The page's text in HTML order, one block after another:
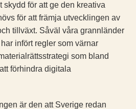
för att ge den kreativa
för att främja utvecklingen av
tillväxt. Såväl våra grannländer
infört regler som värnar
som bland
förhindra digitala
är den att Sverige redan